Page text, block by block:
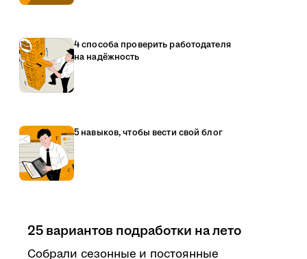
4 способа проверить работодателя
на надёжность
5 навыков, чтобы вести свой блог
25 вариантов подработки на лето
Собрали сезонные и постоянные